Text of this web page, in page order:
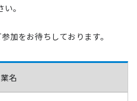
。
加をお待ちしております。
名